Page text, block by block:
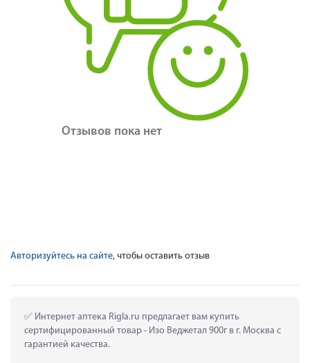
Отзывов пока нет
Авторизуйтесь на сайте, чтобы оставить отзыв
Интернет аптека Rigla.ru предлагает вам купить
сертифицированный товар - Изо Веджетал 900г в г. Москва с
гарантией качества.